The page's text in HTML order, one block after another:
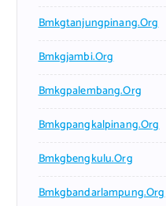
Bmkgtanjungpinang.org
Bmkgjambi.org
Bmkgpalembang.org
Bmkgpangkalpinang.org
Bmkgbengkulu.org
Bmkgbandarlampung.org